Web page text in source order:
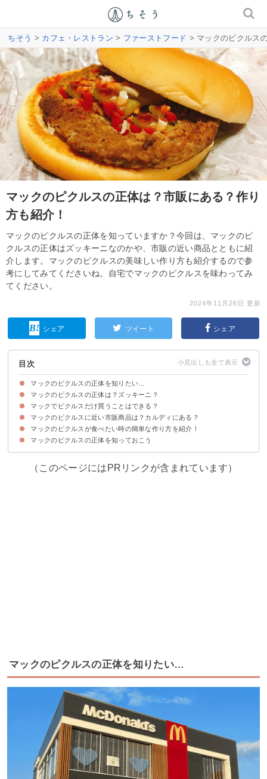
ちそう > カフェ・レストラン > ファーストフード > マックのピクルス
マックのピクルスの正体は？市販にある？作り
方も紹介！
マックのピクルスの正体を知っていますか？今回は、マックのピ
クルスの正体はズッキーニなのかや、市販の近い商品とともに紹
介します。マックのピクルスの美味しい作り方も紹介するので参
考にしてみてくださいね。自宅でマックのピクルスを味わってみ
てください。
2024年11月26日 更新
シェア ツイート シェア
目次
マックのピクルスの正体を知りたい…
マックのピクルスの正体は？ズッキーニ？
マックのピクルスの正体は「きゅうり」
マックのピクルスで使われているピクルス液には「ディル」が使われている
マックのピクルスのレシピは公表されていない
マックでピクルスだけ買うことはできる？
マックでピクルスだけ買うことはできない
ただしマックのピクルスは無料で増量・なしにすることはできる
マックのピクルスに近い市販商品は？カルディにある？
マックのピクルスに近い商品①「SO ディルピクルス（690円）｜讃陽食品
工業」
マックのピクルスに近い商品②ディルピクルス（ホール）（192円）｜業務
スーパー
マックのピクルスに近い商品③フェリックス スライスピクルス
370g（388円）｜カルディ
マックのピクルスが食べたい時の簡単な作り方を紹介！
材料
作り方・手順
マックのピクルスの正体を知っておこう
（このページにはPRリンクが含まれています）
マックのピクルスの正体を知りたい…